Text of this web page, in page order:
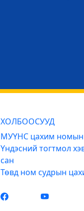
ХОЛБООСУУД
МУҮНС цахим номын
Үндэсний тогтмол
сан
Төвд ном судрын